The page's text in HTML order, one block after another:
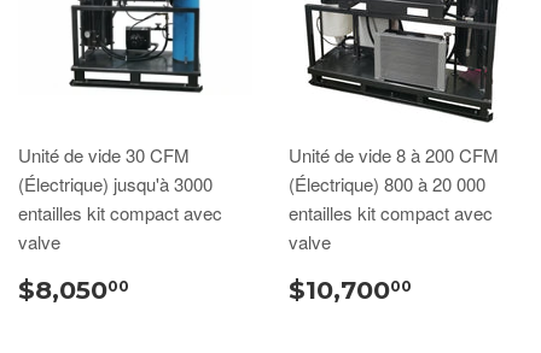
Unité de vide 30 CFM
(Électrique) jusqu'à 3000
entailles kit compact avec
valve
$8,05000
Unité de vide 8 à 200 CFM
(Électrique) 800 à 20 000
entailles kit compact avec
valve
$10,70000